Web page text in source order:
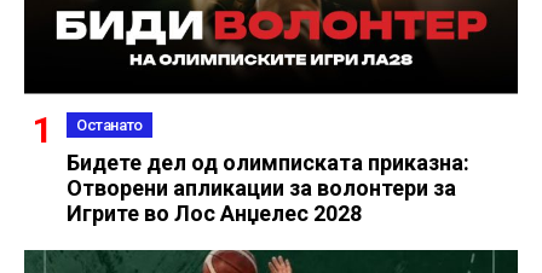
Останато
Бидете дел од олимписката приказна:
Отворени апликации за волонтери за
Игрите во Лос Анџелес 2028